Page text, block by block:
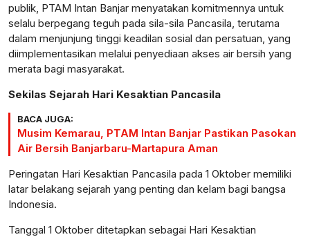
publik, PTAM Intan Banjar menyatakan komitmennya untuk
selalu berpegang teguh pada sila-sila Pancasila, terutama
dalam menjunjung tinggi keadilan sosial dan persatuan, yang
diimplementasikan melalui penyediaan akses air bersih yang
merata bagi masyarakat.
Sekilas Sejarah Hari Kesaktian Pancasila
BACA JUGA:
Musim Kemarau, PTAM Intan Banjar Pastikan Pasokan
Air Bersih Banjarbaru-Martapura Aman
Peringatan Hari Kesaktian Pancasila pada 1 Oktober memiliki
latar belakang sejarah yang penting dan kelam bagi bangsa
Indonesia.
Tanggal 1 Oktober ditetapkan sebagai Hari Kesaktian